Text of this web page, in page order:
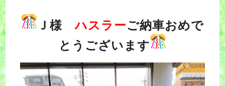
Ｊ様ハスラーご納車おめで
とうございます